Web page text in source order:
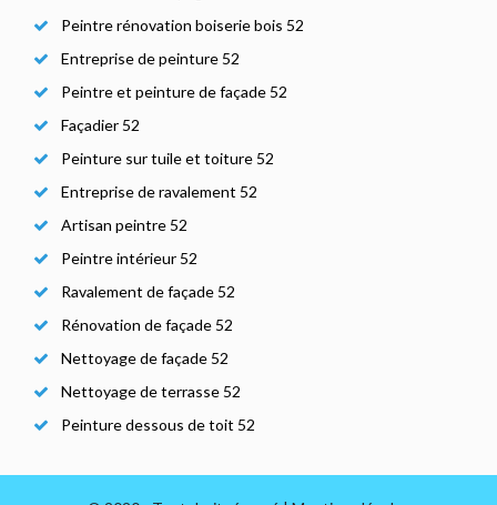
Peintre rénovation boiserie bois 52
Entreprise de peinture 52
Peintre et peinture de façade 52
Façadier 52
Peinture sur tuile et toiture 52
Entreprise de ravalement 52
Artisan peintre 52
Peintre intérieur 52
Ravalement de façade 52
Rénovation de façade 52
Nettoyage de façade 52
Nettoyage de terrasse 52
Peinture dessous de toit 52